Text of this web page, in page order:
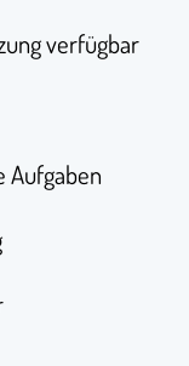
verfügbar
Aufgaben